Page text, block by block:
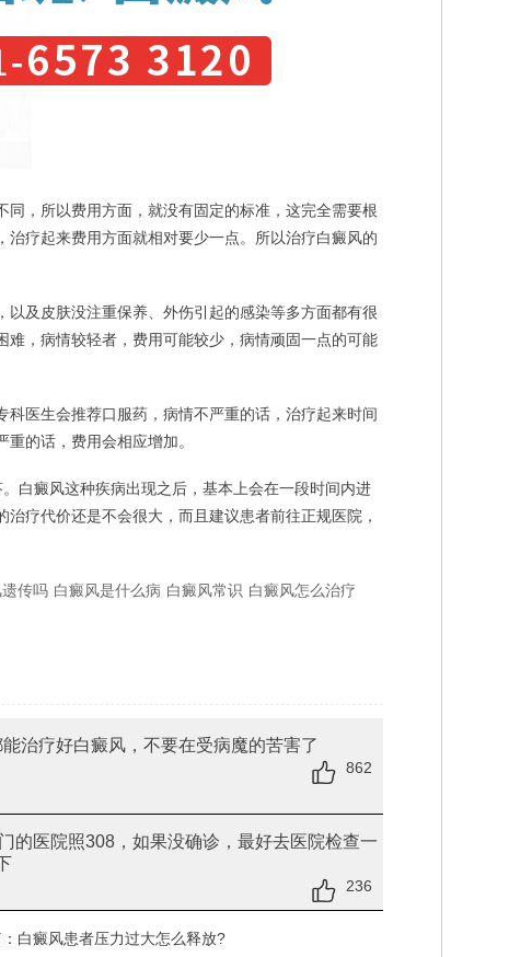
，所以费用方面，就没有固定的标准，这完全需要根
疗起来费用方面就相对要少一点。所以治疗白癜风的
及皮肤没注重保养、外伤引起的感染等多方面都有很
，病情较轻者，费用可能较少，病情顽固一点的可能
医生会推荐口服药，病情不严重的话，治疗起来时间
的话，费用会相应增加。
白癜风这种疾病出现之后，基本上会在一段时间内进
疗代价还是不会很大，而且建议患者前往正规医院，
传吗 白癜风是什么病 白癜风常识 白癜风怎么治疗
能治疗好白癜风，不要在受病魔的苦害了
862
的医院照308，如果没确诊，最好去医院检查一
236
白癜风患者压力过大怎么释放?